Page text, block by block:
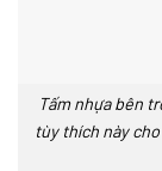
Tấm nhựa bên
tùy thích này